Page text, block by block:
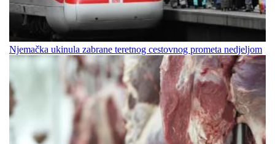
Njemačka ukinula zabrane teretnog cestovnog prometa nedjeljom